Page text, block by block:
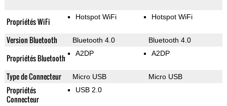
Propriétés WiFi Hotspot WiFi Hotspot WiFi
Version Bluetooth Bluetooth 4.0 Bluetooth 4.0
Propriétés Bluetooth A2DP A2DP
Type de Connecteur Micro USB Micro USB
Propriétés
Connecteur
USB 2.0